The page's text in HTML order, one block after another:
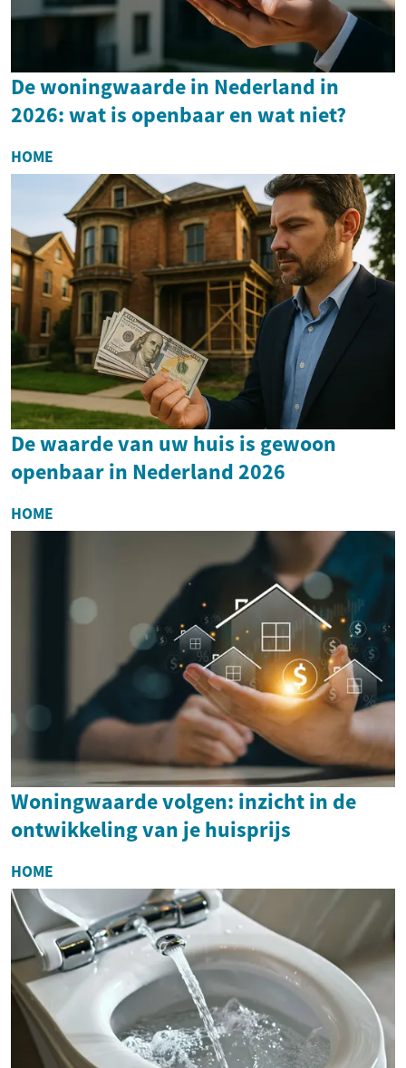
De woningwaarde in Nederland in
2026: wat is openbaar en wat niet?
HOME
De waarde van uw huis is gewoon
openbaar in Nederland 2026
HOME
Woningwaarde volgen: inzicht in de
ontwikkeling van je huisprijs
HOME